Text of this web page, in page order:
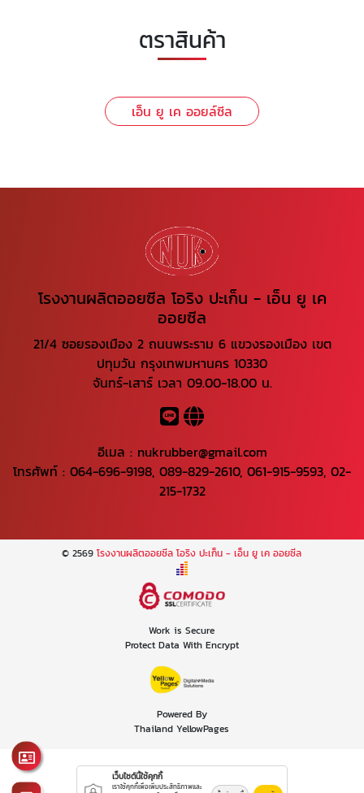
ตราสินค้า
เอ็น ยู เค ออยล์ซีล
โรงงานผลิตออยซีล โอริง ปะเก็น - เอ็น ยู เค
ออยซีล
21/4 ซอยรองเมือง 2 ถนนพระราม 6 แขวงรองเมือง เขต
ปทุมวัน กรุงเทพมหานคร 10330
จันทร์-เสาร์ เวลา 09.00-18.00 น.
อีเมล : nukrubber@gmail.com
โทรศัพท์ : 064-696-9198, 089-829-2610, 061-915-9593, 02-
215-1732
© 2569โรงงานผลิตออยซีล โอริง ปะเก็น - เอ็น ยู เค ออยซีล
Work is Secure
Protect Data With Encrypt
Powered By
Thailand YellowPages
เว็บไซต์นี้ใช้คุกกี้
เราใช้คุกกี้เพื่อเพิ่มประสิทธิภาพและ